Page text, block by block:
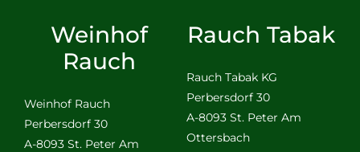
Weinhof
Rauch
Weinhof Rauch
Perbersdorf 30
A-8093 St. Peter Am
Rauch Tabak
Rauch Tabak KG
Perbersdorf 30
A-8093 St. Peter Am
Ottersbach